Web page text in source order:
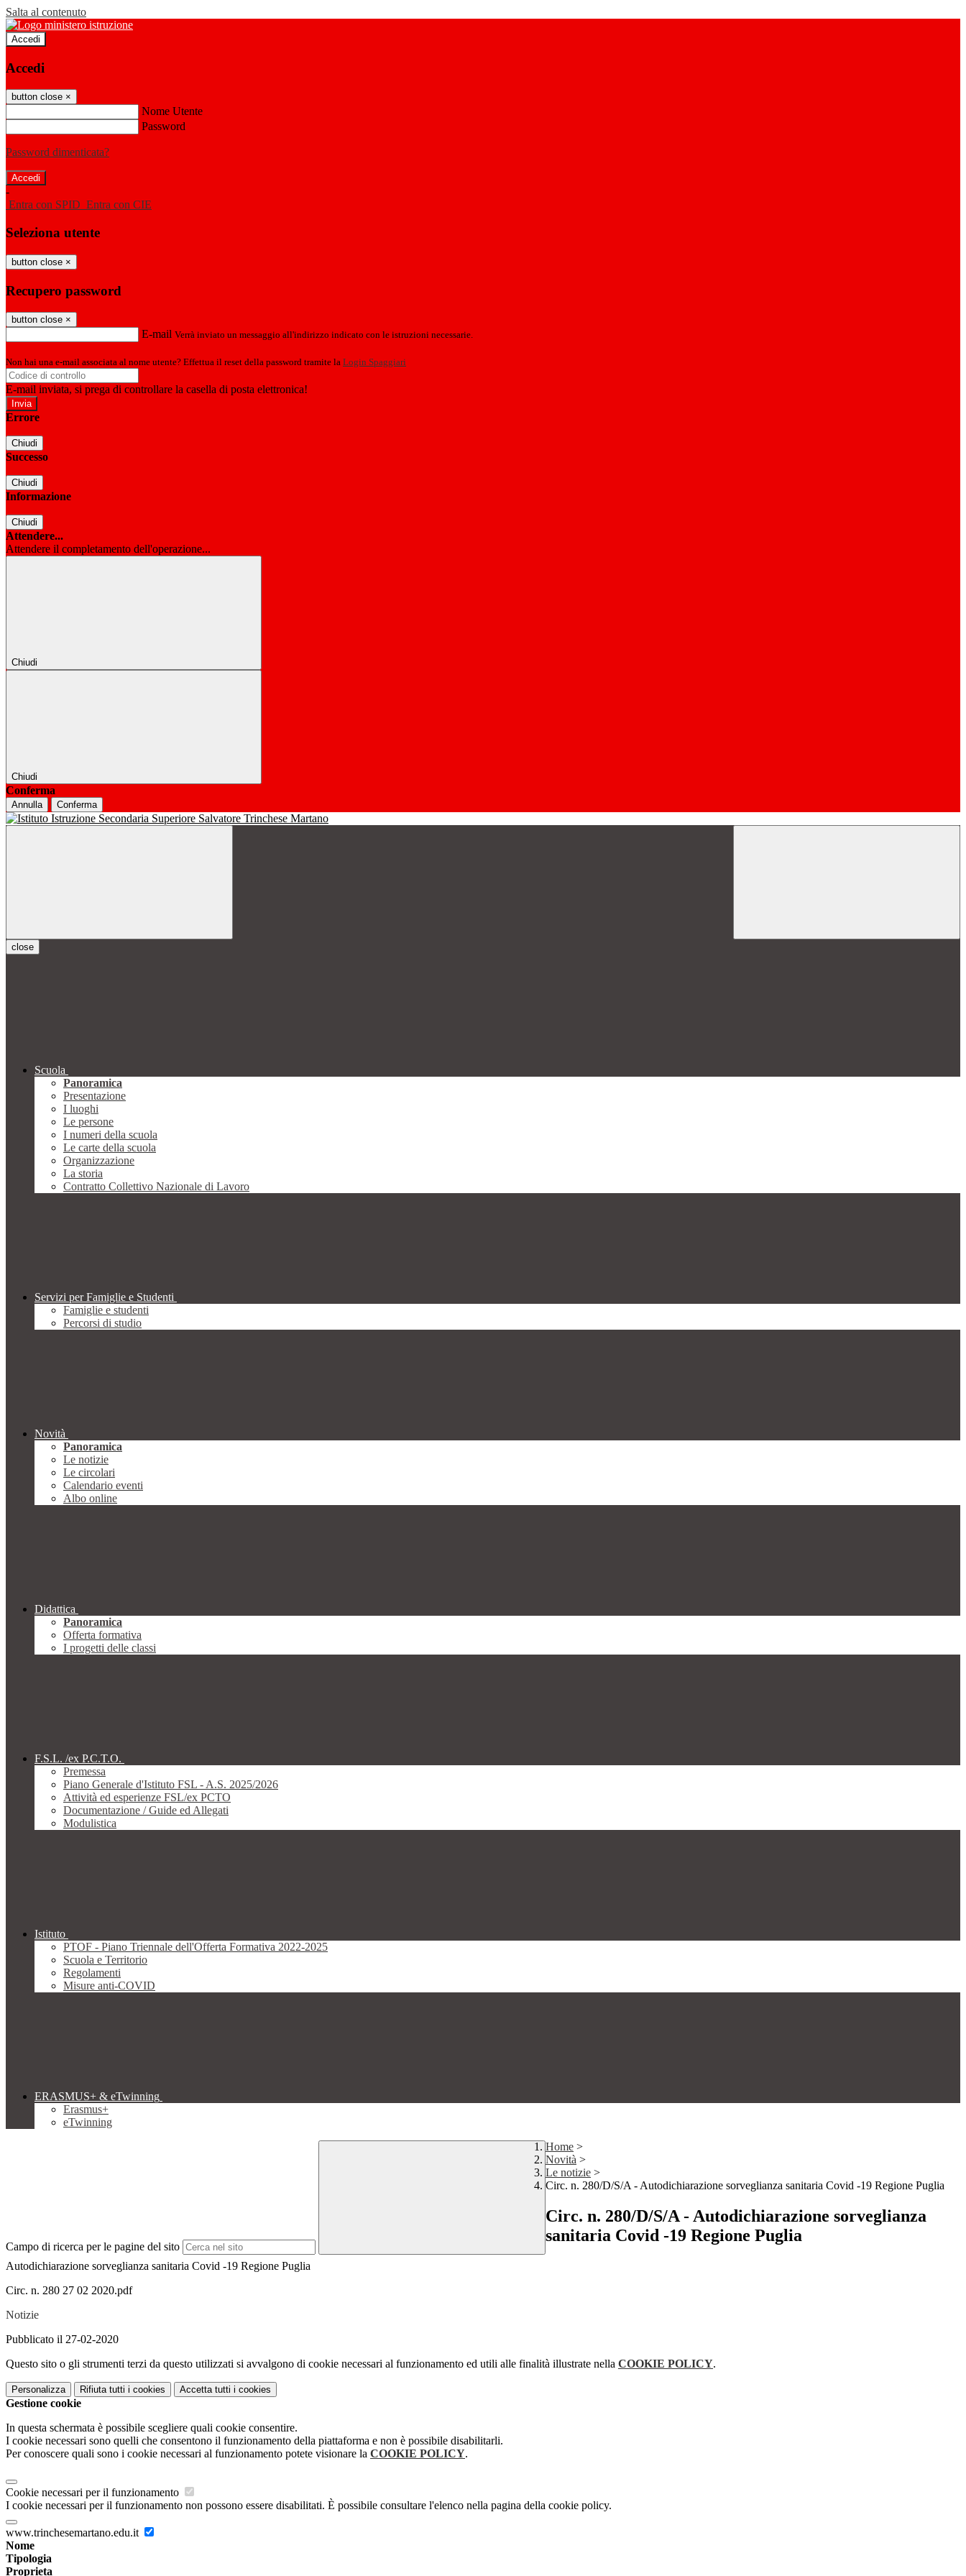
Salta al contenuto
Accedi
Accedi
button close ×
Nome Utente
Password
Password dimenticata?
-
Entra con SPID Entra con CIE
Seleziona utente
button close ×
Recupero password
button close ×
E-mail Verrà inviato un messaggio all'indirizzo indicato con le istruzioni necessarie.
Non hai una e-mail associata al nome utente? Effettua il reset della password tramite la Login Spaggiari
E-mail inviata, si prega di controllare la casella di posta elettronica!
Errore
Chiudi
Successo
Chiudi
Informazione
Chiudi
Attendere...
Attendere il completamento dell'operazione...
Chiudi
Chiudi
Conferma
Annulla Conferma
close
Scuola
Panoramica
Presentazione
I luoghi
Le persone
I numeri della scuola
Le carte della scuola
Organizzazione
La storia
Contratto Collettivo Nazionale di Lavoro
Servizi per Famiglie e Studenti
Famiglie e studenti
Percorsi di studio
Novità
Panoramica
Le notizie
Le circolari
Calendario eventi
Albo online
Didattica
Panoramica
Offerta formativa
I progetti delle classi
F.S.L. /ex P.C.T.O.
Premessa
Piano Generale d'Istituto FSL - A.S. 2025/2026
Attività ed esperienze FSL/ex PCTO
Documentazione / Guide ed Allegati
Modulistica
Istituto
PTOF - Piano Triennale dell'Offerta Formativa 2022-2025
Scuola e Territorio
Regolamenti
Misure anti-COVID
ERASMUS+ & eTwinning
Erasmus+
eTwinning
Campo di ricerca per le pagine del sito
Home >
Novità >
Le notizie >
Circ. n. 280/D/S/A - Autodichiarazione sorveglianza sanitaria Covid -19 Regione Puglia
Circ. n. 280/D/S/A - Autodichiarazione sorveglianza
sanitaria Covid -19 Regione Puglia
Autodichiarazione sorveglianza sanitaria Covid -19 Regione Puglia
Circ. n. 280 27 02 2020.pdf
Notizie
Pubblicato il 27-02-2020
Questo sito o gli strumenti terzi da questo utilizzati si avvalgono di cookie necessari al funzionamento ed utili alle finalità illustrate nella COOKIE POLICY.
Personalizza Rifiuta tutti i cookies Accetta tutti i cookies
Gestione cookie
In questa schermata è possibile scegliere quali cookie consentire.
I cookie necessari sono quelli che consentono il funzionamento della piattaforma e non è possibile disabilitarli.
Per conoscere quali sono i cookie necessari al funzionamento potete visionare la COOKIE POLICY.
Cookie necessari per il funzionamento
I cookie necessari per il funzionamento non possono essere disabilitati. È possibile consultare l'elenco nella pagina della cookie policy.
www.trinchesemartano.edu.it
Nome
Tipologia
Proprieta